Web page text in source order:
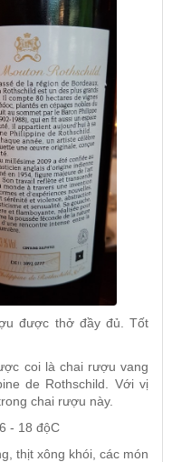
được thở đầy đủ. Tốt
coi là chai rượu vang
de Rothschild . Với vị
chai rượu này.
- 18 độC
thịt xông khói, các món